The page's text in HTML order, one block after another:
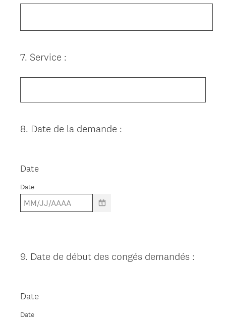
Question
7. Service :
Question
8. Date de la demande :
Date
Date
Question
9. Date de début des congés demandés :
Date
Date